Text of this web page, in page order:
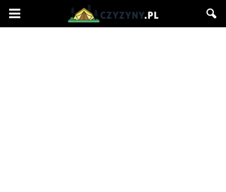
Czyzyny.pl